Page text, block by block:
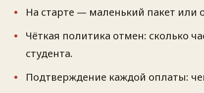
На старте — маленький пакет или
Чёткая политика отмен: сколько
студента.
Подтверждение каждой оплаты: